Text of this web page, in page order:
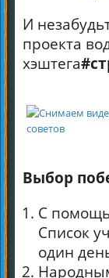
И
проекта
хэштега
Выбор
С
Список
один